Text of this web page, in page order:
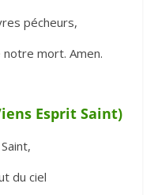
pécheurs,
notre mort. Amen.
Esprit Saint)
du ciel